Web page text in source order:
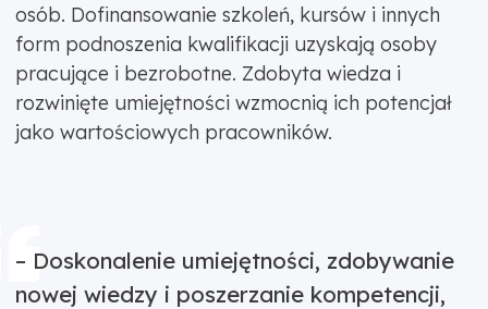
osób. Dofinansowanie szkoleń, kursów i innych
form podnoszenia kwalifikacji uzyskają osoby
pracujące i bezrobotne. Zdobyta wiedza i
rozwinięte umiejętności wzmocnią ich potencjał
jako wartościowych pracowników.
– Doskonalenie umiejętności, zdobywanie
nowej wiedzy i poszerzanie kompetencji,